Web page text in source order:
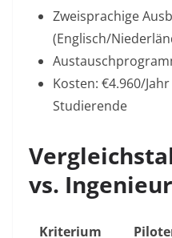
Zweisprachige
(Englisch/
Kosten: €4.960/
Studierende
vs.
Kriterium